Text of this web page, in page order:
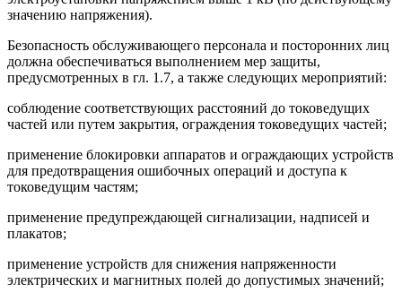
значению напряжения).
Безопасность обслуживающего персонала и посторонних лиц
должна обеспечиваться выполнением мер защиты,
предусмотренных в гл. 1.7, а также следующих мероприятий:
соблюдение соответствующих расстояний до токоведущих
частей или путем закрытия, ограждения токоведущих частей;
применение блокировки аппаратов и ограждающих устройств
для предотвращения ошибочных операций и доступа к
токоведущим частям;
применение предупреждающей сигнализации, надписей и
плакатов;
применение устройств для снижения напряженности
электрических и магнитных полей до допустимых значений;